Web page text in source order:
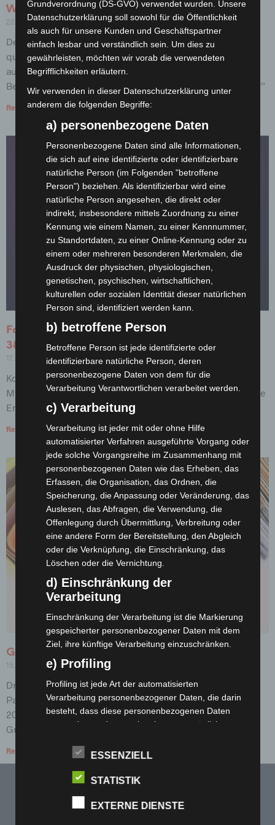
Was ist Offsetdruck?
22. Oktober 2018 Keine Kommentare
Der Offsetdruck ist ein Druckverfahren, und zwar das
qualitativ und produktionstechnisch am weitesten
ausgereifteste der Hauptdruckverfahren. Seine
Bezeichnung kommt vom englischen “offset” oder “set off”
Read More »
Farbe des Jahres ist der Lilaton PANTONE 18-
3838 Ultra Violet
17. Oktober 2018 Keine Kommentare
Komplex und kontemplativ – Ultra Violet spielt an auf die
Mysterien des Kosmos, die Faszination der Zukunft und die
Entdeckungen jenseits der heutigen Erkenntnisse. Der
Read More »
Gmund Colors Sortimentserweiterung
15. Oktober 2018 Keine Kommentare
Drei neue Kollektionen im Gmund Colors Farbsystem für
Papier Die erfolgreiche Gmund Colors Kollektion kommt
2018 mit einer Sortimentsergänzung auf den Markt: Mit
Gmund Colors
Read More »
Grundverordnung (DS-GVO) verwendet wurden. Unsere
Datenschutzerklärung soll sowohl für die Öffentlichkeit
als auch für unsere Kunden und Geschäftspartner
einfach lesbar und verständlich sein. Um dies zu
gewährleisten, möchten wir vorab die verwendeten
Begrifflichkeiten erläutern.
Wir verwenden in dieser Datenschutzerklärung unter
anderem die folgenden Begriffe:
a) personenbezogene Daten
Personenbezogene Daten sind alle Informationen,
die sich auf eine identifizierte oder identifizierbare
natürliche Person (im Folgenden "betroffene
Person") beziehen. Als identifizierbar wird eine
natürliche Person angesehen, die direkt oder
indirekt, insbesondere mittels Zuordnung zu einer
Kennung wie einem Namen, zu einer Kennnummer,
zu Standortdaten, zu einer Online-Kennung oder zu
einem oder mehreren besonderen Merkmalen, die
Ausdruck der physischen, physiologischen,
genetischen, psychischen, wirtschaftlichen,
kulturellen oder sozialen Identität dieser natürlichen
Person sind, identifiziert werden kann.
b) betroffene Person
Betroffene Person ist jede identifizierte oder
identifizierbare natürliche Person, deren
personenbezogene Daten von dem für die
Verarbeitung Verantwortlichen verarbeitet werden.
c) Verarbeitung
Verarbeitung ist jeder mit oder ohne Hilfe
automatisierter Verfahren ausgeführte Vorgang oder
jede solche Vorgangsreihe im Zusammenhang mit
personenbezogenen Daten wie das Erheben, das
Erfassen, die Organisation, das Ordnen, die
Speicherung, die Anpassung oder Veränderung, das
Auslesen, das Abfragen, die Verwendung, die
Offenlegung durch Übermittlung, Verbreitung oder
eine andere Form der Bereitstellung, den Abgleich
oder die Verknüpfung, die Einschränkung, das
Löschen oder die Vernichtung.
d) Einschränkung der
Verarbeitung
Einschränkung der Verarbeitung ist die Markierung
gespeicherter personenbezogener Daten mit dem
Ziel, ihre künftige Verarbeitung einzuschränken.
e) Profiling
Profiling ist jede Art der automatisierten
Verarbeitung personenbezogener Daten, die darin
besteht, dass diese personenbezogenen Daten
verwendet werden, um bestimmte persönliche
beziehen, zu bewerten, insbesondere, um Aspekte
Gesundheit, persönlicher Vorlieben, Interessen,
Ortswechsel dieser natürlichen Person zu
ESSENZIELL
STATISTIK
EXTERNE DIENSTE